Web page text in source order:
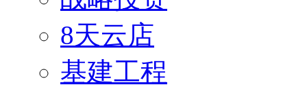
8天云店
基建工程